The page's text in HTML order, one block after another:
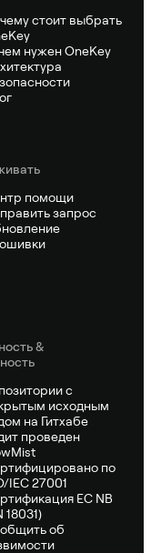
стоит выбрать
нужен OneKey
помощи
запрос
&
с
исходным
на Гитхабе
проведен
по
IEC 27001
ЕС NB
18031)
об